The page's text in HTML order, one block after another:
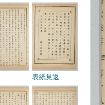
表紙見返